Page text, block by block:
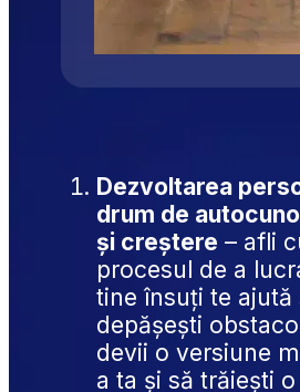
Dezvoltarea
drum de
și creștere – afli
procesul de a
tine însuți te ajută
depășești
devii o versiune
a ta și să trăiești